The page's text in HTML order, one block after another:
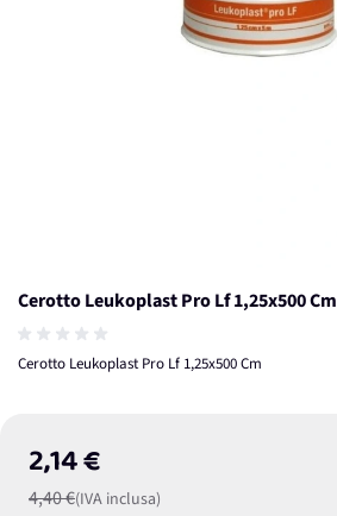
Cerotto Leukoplast Pro Lf 1,25x500 Cm
Cerotto Leukoplast Pro Lf 1,25x500 Cm
2,14 €
4,40 €(IVA inclusa)